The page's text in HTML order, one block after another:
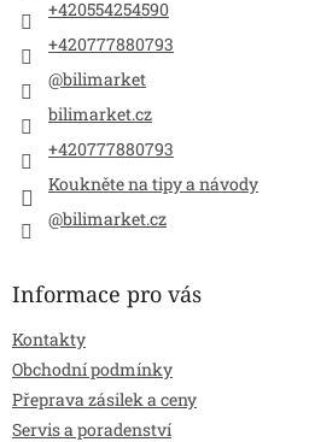
+420554254590
+420777880793
@bilimarket
bilimarket.cz
+420777880793
Koukněte na tipy a návody
@bilimarket.cz
Informace pro vás
Kontakty
Obchodní podmínky
Přeprava zásilek a ceny
Servis a poradenství